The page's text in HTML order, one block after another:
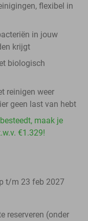
flexibel in
in jouw
krijgt
biologisch
reinigen weer
geen last van hebt
maak je
€1.329!
t/m 23 feb 2027
reserveren (onder